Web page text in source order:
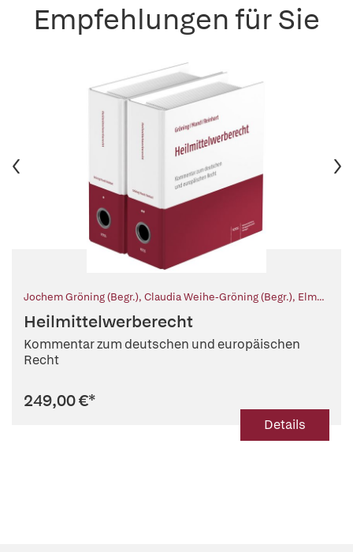
Empfehlungen für Sie
Jochem Gröning (Begr.), Claudia Weihe-Gröning (Begr.), Elmar
Heilmittelwerberecht
Kommentar zum deutschen und europäischen
Recht
249,00 €*
Details